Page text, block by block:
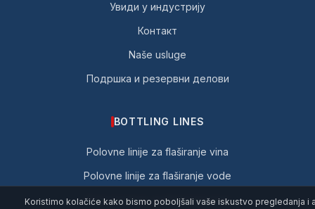
Koristimo kolačiće kako bismo poboljšali vaše iskustvo pregledanja i
Увиди у индустрију
Контакт
Naše usluge
Подршка и резервни делови
BOTTLING LINES
Polovne linije za flaširanje vina
Polovne linije za flaširanje vode
Polovne linije za flaširanje piva